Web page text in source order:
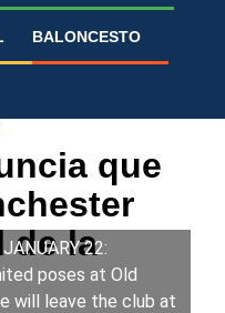
BALONCESTO
que
de la
22:
poses at Old
will leave the club at